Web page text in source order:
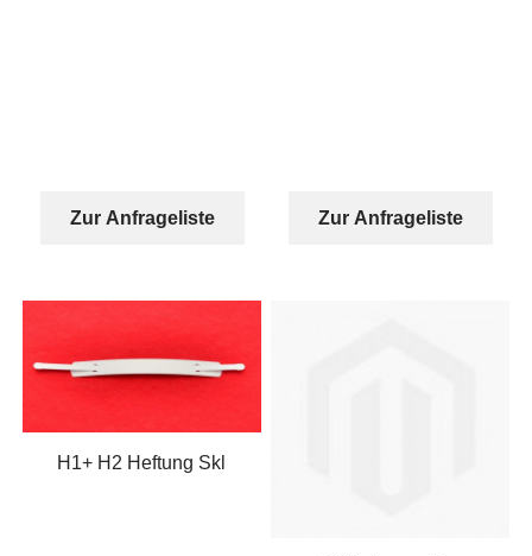
Zur Anfrageliste Zur Anfrageliste
H1+ H2 Heftung Skl